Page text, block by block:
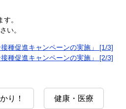
。
い。
種促進キャンペーンの実施」 [1/3]
種促進キャンペーンの実施」 [2/3]
り！ 健康・医療